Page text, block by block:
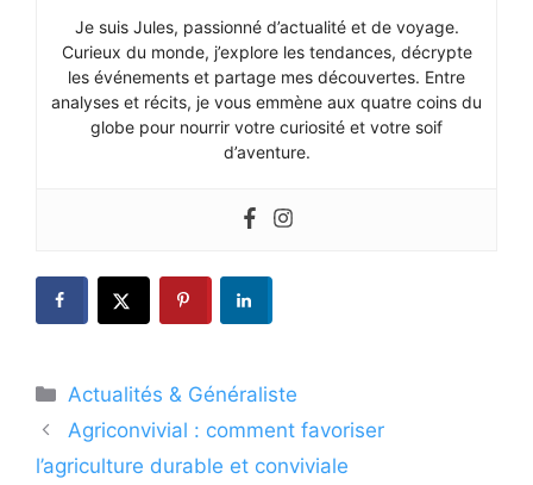
Je suis Jules, passionné d’actualité et de voyage.
Curieux du monde, j’explore les tendances, décrypte
les événements et partage mes découvertes. Entre
analyses et récits, je vous emmène aux quatre coins du
globe pour nourrir votre curiosité et votre soif
d’aventure.
Catégories
Actualités & Généraliste
Agriconvivial : comment favoriser
l’agriculture durable et conviviale